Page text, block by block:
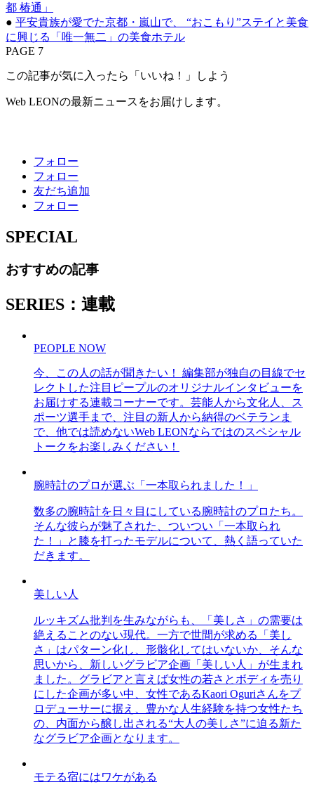
都 椿通」
● 平安貴族が愛でた京都・嵐山で、 “おこもり”ステイと美食
に興じる「唯一無二」の美食ホテル
PAGE 7
この記事が気に入ったら「いいね！」しよう
Web LEONの最新ニュースをお届けします。
フォロー
フォロー
友だち追加
フォロー
SPECIAL
おすすめの記事
SERIES：連載
PEOPLE NOW
今、この人の話が聞きたい！ 編集部が独自の目線でセ
レクトした注目ピープルのオリジナルインタビューを
お届けする連載コーナーです。芸能人から文化人、ス
ポーツ選手まで、注目の新人から納得のベテランま
で、他では読めないWeb LEONならではのスペシャル
トークをお楽しみください！
腕時計のプロが選ぶ「一本取られました！」
数多の腕時計を日々目にしている腕時計のプロたち。
そんな彼らが魅了された、ついつい「一本取られ
た！」と膝を打ったモデルについて、熱く語っていた
だきます。
美しい人
ルッキズム批判を生みながらも、「美しさ」の需要は
絶えることのない現代。一方で世間が求める「美し
さ」はパターン化し、形骸化してはいないか、そんな
思いから、新しいグラビア企画「美しい人」が生まれ
ました。グラビアと言えば女性の若さとボディを売り
にした企画が多い中、女性であるKaori Oguriさんをプ
ロデューサーに据え、豊かな人生経験を持つ女性たち
の、内面から醸し出される“大人の美しさ”に迫る新た
なグラビア企画となります。
モテる宿にはワケがある